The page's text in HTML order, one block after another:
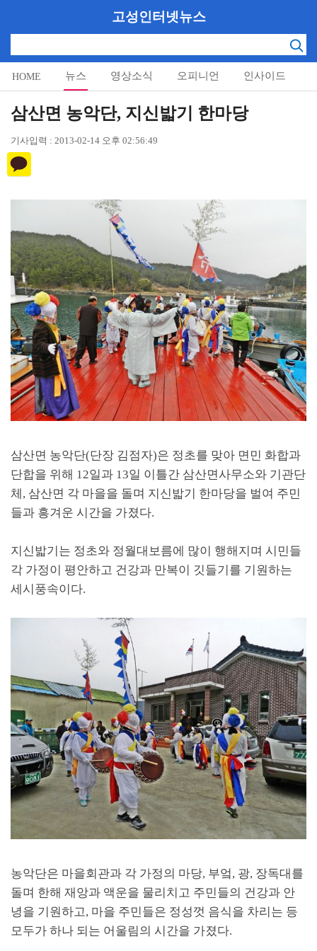
고성인터넷뉴스
HOME 뉴스 영상소식 오피니언 인사이드
알림마당
삼산면 농악단, 지신밟기 한마당
기사입력 : 2013-02-14 오후 02:56:49
삼산면 농악단(단장 김점자)은 정초를 맞아 면민 화합과
단합을 위해 12일과 13일 이틀간 삼산면사무소와 기관단
체, 삼산면 각 마을을 돌며 지신밟기 한마당을 벌여 주민
들과 흥겨운 시간을 가졌다.
지신밟기는 정초와 정월대보름에 많이 행해지며 시민들
각 가정이 평안하고 건강과 만복이 깃들기를 기원하는
세시풍속이다.
농악단은 마을회관과 각 가정의 마당, 부엌, 광, 장독대를
돌며 한해 재앙과 액운을 물리치고 주민들의 건강과 안
녕을 기원하고, 마을 주민들은 정성껏 음식을 차리는 등
모두가 하나 되는 어울림의 시간을 가졌다.